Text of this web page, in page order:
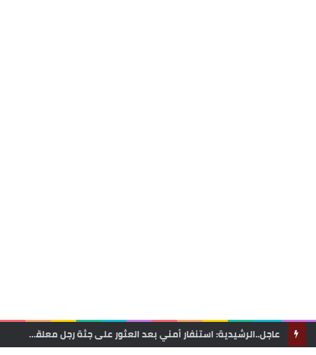
عاجل..الرشيدية: استنفار أمني بعد العثور على جثة رجل معلقة بحبل داخل غابة تاركة القديمة